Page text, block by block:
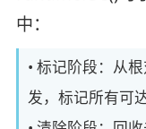
中：
• 标记阶段：从
发，标记所有可